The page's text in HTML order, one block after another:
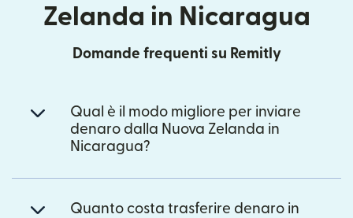
Zelanda in Nicaragua
Domande frequenti su Remitly
Qual è il modo migliore per inviare
denaro dalla Nuova Zelanda in
Nicaragua?
Quanto costa trasferire denaro in